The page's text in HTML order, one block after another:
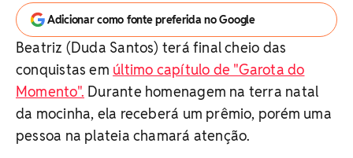
Adicionar como fonte preferida no Google
Beatriz (Duda Santos) terá final cheio das
conquistas em último capítulo de "Garota do
Momento". Durante homenagem na terra natal
da mocinha, ela receberá um prêmio, porém uma
pessoa na plateia chamará atenção.